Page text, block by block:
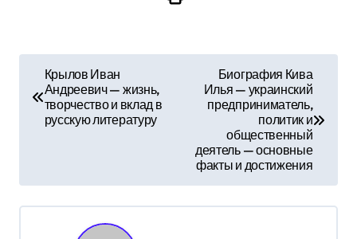
г
Крылов Иван
Андреевич — жизнь,
творчество и вклад в
русскую литературу
Биография Кива
Илья — украинский
предприниматель,
политик и
общественный
деятель — основные
факты и достижения